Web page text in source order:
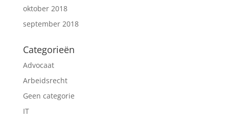
oktober 2018
september 2018
Categorieën
Advocaat
Arbeidsrecht
Geen categorie
IT